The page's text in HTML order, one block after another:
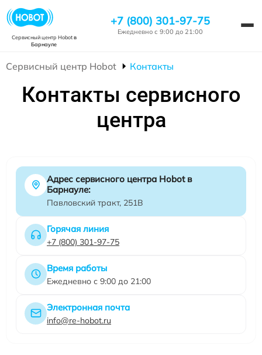
Сервисный центр Hobotв
Барнауле
+7 (800) 301-97-75
Ежедневно с 9:00 до 21:00
Сервисный центр Hobot Контакты
Контакты сервисного
центра
Адрес сервисного центра Hobot в
Барнауле:
Павловский тракт, 251В
Горячая линия
+7 (800) 301-97-75
Время работы
Ежедневно с 9:00 до 21:00
Электронная почта
info@re-hobot.ru